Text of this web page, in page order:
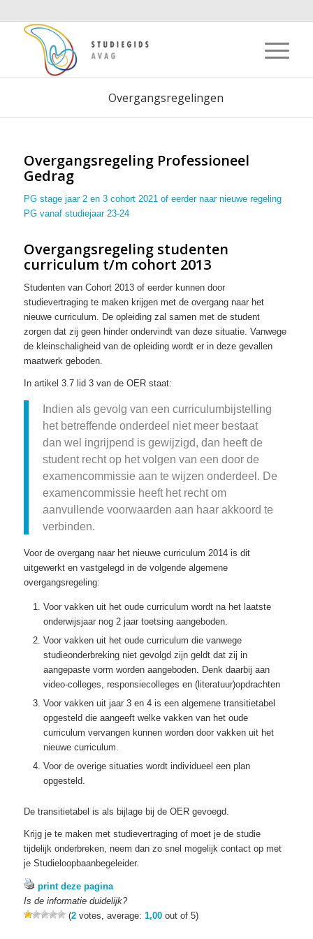
Overgangsregelingen
Overgangsregeling Professioneel
Gedrag
PG stage jaar 2 en 3 cohort 2021 of eerder naar nieuwe regeling
PG vanaf studiejaar 23-24
Overgangsregeling studenten
curriculum t/m cohort 2013
Studenten van Cohort 2013 of eerder kunnen door
studievertraging te maken krijgen met de overgang naar het
nieuwe curriculum. De opleiding zal samen met de student
zorgen dat zij geen hinder ondervindt van deze situatie. Vanwege
de kleinschaligheid van de opleiding wordt er in deze gevallen
maatwerk geboden.
In artikel 3.7 lid 3 van de OER staat:
Indien als gevolg van een curriculumbijstelling
het betreffende onderdeel niet meer bestaat
dan wel ingrijpend is gewijzigd, dan heeft de
student recht op het volgen van een door de
examencommissie aan te wijzen onderdeel. De
examencommissie heeft het recht om
aanvullende voorwaarden aan haar akkoord te
verbinden.
Voor de overgang naar het nieuwe curriculum 2014 is dit
uitgewerkt en vastgelegd in de volgende algemene
overgangsregeling:
Voor vakken uit het oude curriculum wordt na het laatste
onderwijsjaar nog 2 jaar toetsing aangeboden.
Voor vakken uit het oude curriculum die vanwege
studieonderbreking niet gevolgd zijn geldt dat zij in
aangepaste vorm worden aangeboden. Denk daarbij aan
video-colleges, responsiecolleges en (literatuur)opdrachten
Voor vakken uit jaar 3 en 4 is een algemene transitietabel
opgesteld die aangeeft welke vakken van het oude
curriculum vervangen kunnen worden door vakken uit het
nieuwe curriculum.
Voor de overige situaties wordt individueel een plan
opgesteld.
De transitietabel is als bijlage bij de OER gevoegd.
Krijg je te maken met studievertraging of moet je de studie
tijdelijk onderbreken, neem dan zo snel mogelijk contact op met
je Studieloopbaanbegeleider.
print deze pagina
Is de informatie duidelijk?
(2votes, average: 1,00out of 5)